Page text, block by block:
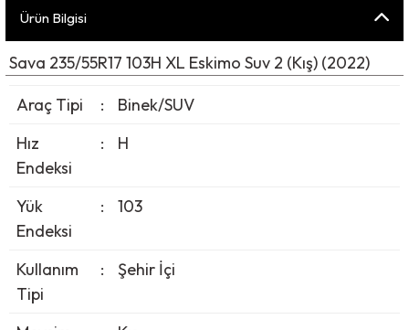
Ürün Bilgisi
Sava 235/55R17 103H XL Eskimo Suv 2 (Kış) (2022)
Araç Tipi
:
Binek/SUV
Hız
Endeksi
: H
Yük
Endeksi
: 103
Kullanım
Tipi
: Şehir İçi